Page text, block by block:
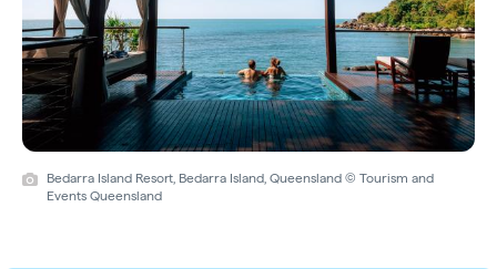
Bedarra Island Resort, Bedarra Island, Queensland © Tourism and
Events Queensland